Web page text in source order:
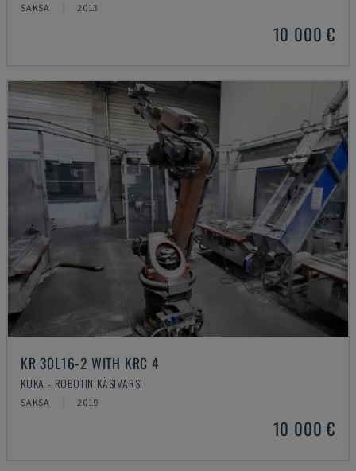
SAKSA 2013
10 000 €
KR 30L16-2 WITH KRC 4
KUKA - ROBOTIN KÄSIVARSI
SAKSA 2019
10 000 €